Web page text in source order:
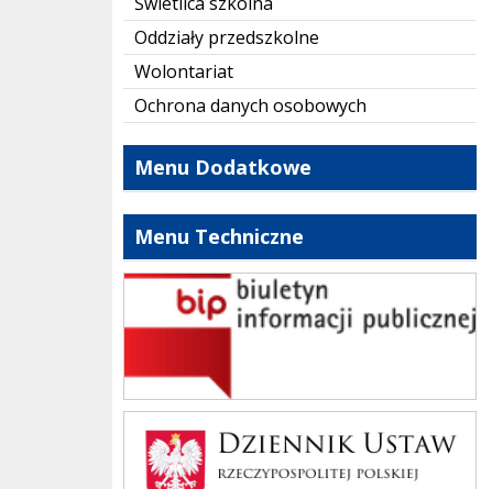
Oddziały przedszkolne
Wolontariat
Ochrona danych osobowych
Menu Dodatkowe
Menu Techniczne
bip szkoły
Dziennik Polski